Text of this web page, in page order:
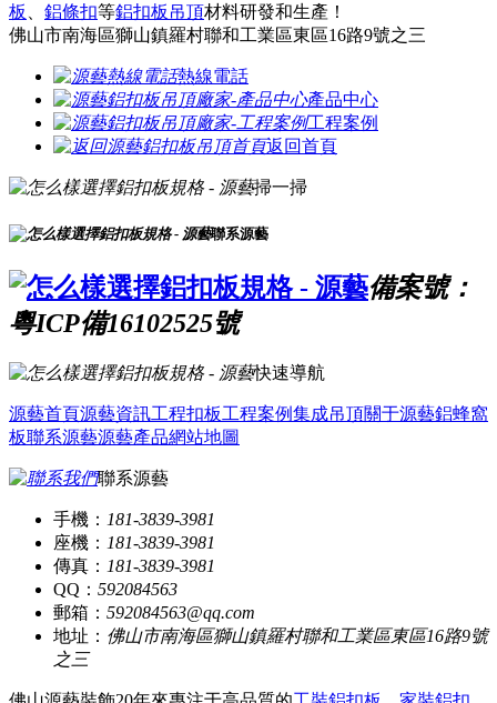
板
鋁條扣等鋁扣板吊頂材料研發和生產！
佛山市南海區獅山鎮羅村聯和工業區東區16路9號之三
熱線電話
產品中心
工程案例
返回首頁
掃一掃
聯系源藝
備案號：
粵ICP備16102525號
快速導航
源藝首頁源藝資訊工程扣板工程案例集成吊頂關于源藝鋁蜂窩
板聯系源藝源藝產品網站地圖
聯系源藝
手機： 181-3839-3981
座機： 181-3839-3981
傳真： 181-3839-3981
QQ： 592084563
郵箱： 592084563@qq.com
地址： 佛山市南海區獅山鎮羅村聯和工業區東區16路9號
之三